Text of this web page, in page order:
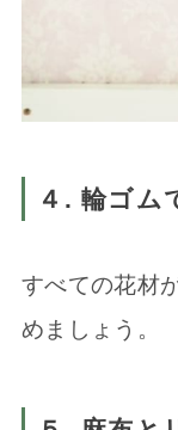
４. 輪ゴム
すべての花材
めましょう。